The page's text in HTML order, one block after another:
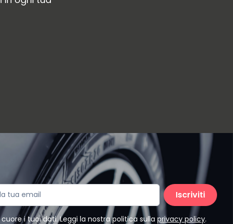
Iscriviti
i tuoi dati. Leggi la nostra politica sulla privacy policy.